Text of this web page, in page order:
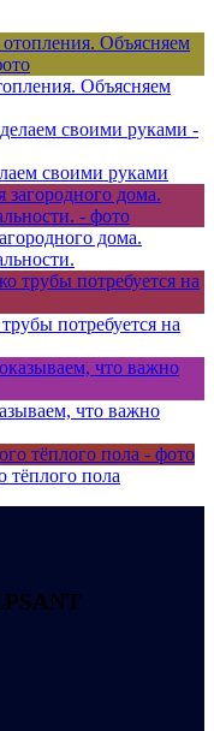
Объясняем
своими руками
дома.
потребуется на
что важно
тёплого пола